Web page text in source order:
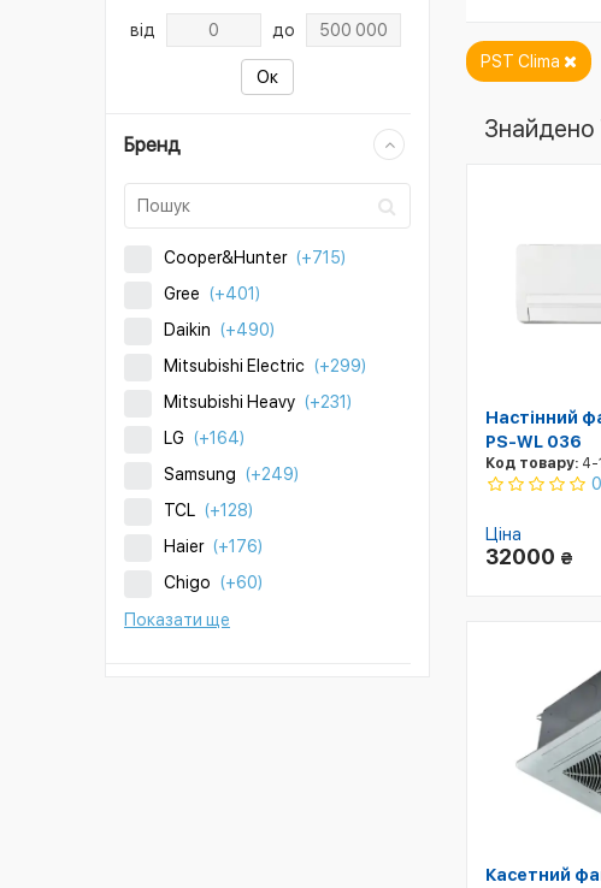
від до
Ок
Бренд
Cooper&Hunter (+715)
Gree (+401)
Daikin (+490)
Mitsubishi Electric (+299)
Mitsubishi Heavy (+231)
LG (+164)
Samsung (+249)
TCL (+128)
Haier (+176)
Chigo (+60)
Показати ще
PST Clima
Знайдено
Настінний
PS-WL 036
Код товару: 4-
Ціна
32000 ₴
Касетний